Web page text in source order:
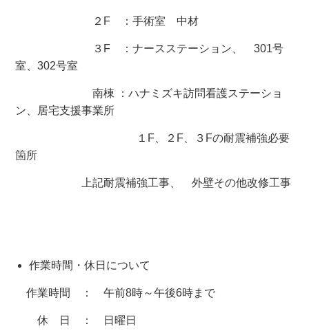
２ F ：手術室 中材
３ F ：ナースステーション、301号
室、302号室
南棟 ：ハナミズキ訪問看護ステーショ
ン、居宅支援事業所
１ F 、２ F 、３ Fの耐震補強必要
箇所
上記耐震補強工事、 外壁その他改修工事
作業時間・休日について
作業時間 ： 午前8時～午後6時まで
休 日 ： 日曜日